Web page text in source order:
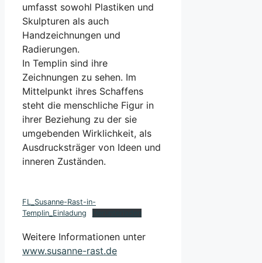
umfasst sowohl Plastiken und
Skulpturen als auch
Handzeichnungen und
Radierungen.
In Templin sind ihre
Zeichnungen zu sehen. Im
Mittelpunkt ihres Schaffens
steht die menschliche Figur in
ihrer Beziehung zu der sie
umgebenden Wirklichkeit, als
Ausdrucksträger von Ideen und
inneren Zuständen.
FL_Susanne-Rast-in-
Templin_Einladung
Weitere Informationen unter
www.susanne-rast.de